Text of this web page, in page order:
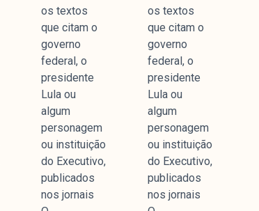
os textos
que citam o
governo
federal, o
presidente
Lula ou
algum
personagem
ou instituição
do Executivo,
publicados
nos jornais
os textos
que citam o
governo
federal, o
presidente
Lula ou
algum
personagem
ou instituição
do Executivo,
publicados
nos jornais